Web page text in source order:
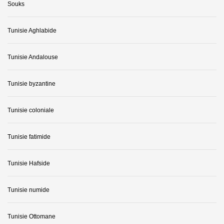
Souks
Tunisie Aghlabide
Tunisie Andalouse
Tunisie byzantine
Tunisie coloniale
Tunisie fatimide
Tunisie Hafside
Tunisie numide
Tunisie Ottomane